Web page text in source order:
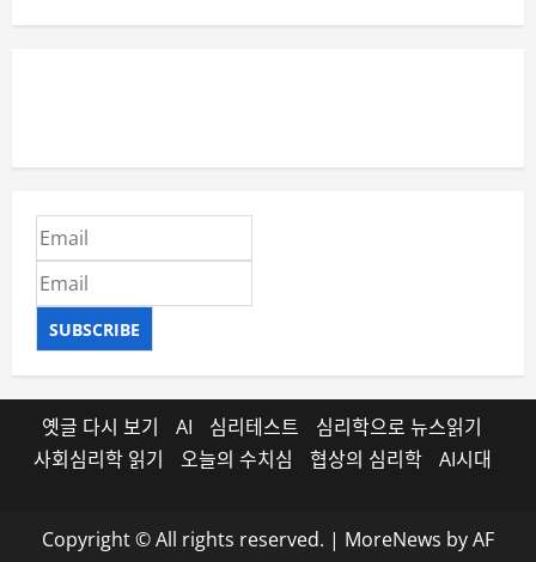
SUBSCRIBE
옛글 다시 보기 AI 심리테스트
심리학으로 뉴스읽기
사회심리학 읽기
오늘의 수치심 협상의 심리학 AI시대
Copyright © All rights reserved. | MoreNews by AF